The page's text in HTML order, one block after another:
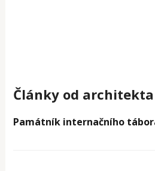
Články od architekta
Památník internačního